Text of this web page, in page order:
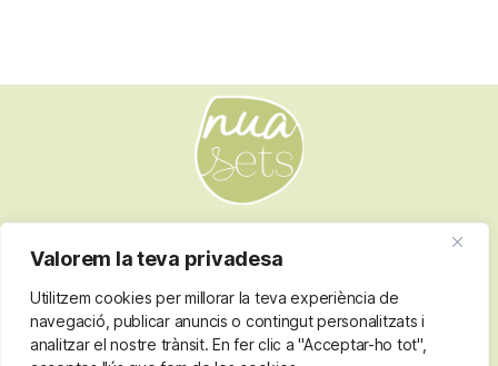
Valorem la teva privadesa
Utilitzem cookies per millorar la teva experiència de
navegació, publicar anuncis o contingut personalitzats i
analitzar el nostre trànsit. En fer clic a "Acceptar-ho tot",
Nota legal
Termes i condicions
Política de privacitat